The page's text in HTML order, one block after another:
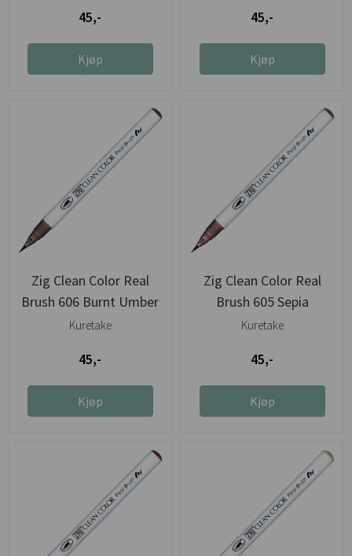
45,-
Kjøp
45,-
Kjøp
Zig Clean Color Real
Brush 606 Burnt Umber
Kuretake
45,-
Kjøp
Zig Clean Color Real
Brush 605 Sepia
Kuretake
45,-
Kjøp